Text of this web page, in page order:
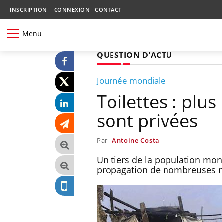
INSCRIPTION CONNEXION CONTACT
Menu
QUESTION D'ACTU
Journée mondiale
Toilettes :
sont privées
Par Antoine Costa
Un tiers de la population
propagation de nombreuses